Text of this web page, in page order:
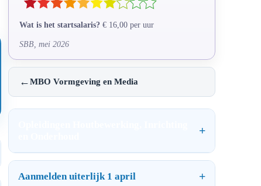
Wat is het startsalaris? € 16,00 per uur
SBB, mei 2026
←MBO Vormgeving en Media
Aanmelden uiterlijk 1 april